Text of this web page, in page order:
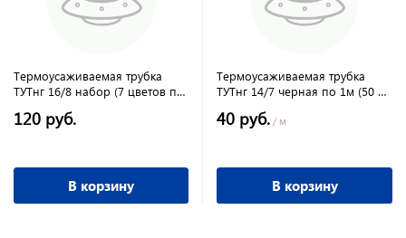
Термоусаживаемая трубка
ТУТнг 16/8 набор (7 цветов по
120 руб.
В корзину
Термоусаживаемая трубка
ТУТнг 14/7 черная по 1м (50 м/
40 руб. / м
В корзину